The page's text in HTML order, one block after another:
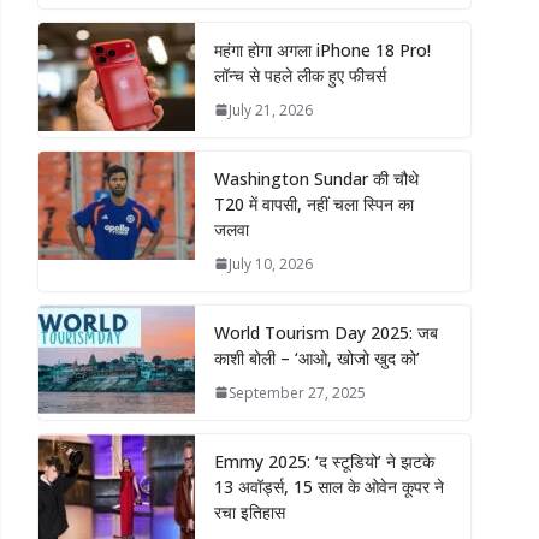
महंगा होगा अगला iPhone 18 Pro!
लॉन्च से पहले लीक हुए फीचर्स
July 21, 2026
Washington Sundar की चौथे
T20 में वापसी, नहीं चला स्पिन का
जलवा
July 10, 2026
World Tourism Day 2025: जब
काशी बोली – ‘आओ, खोजो खुद को’
September 27, 2025
Emmy 2025: ‘द स्टूडियो’ ने झटके
13 अवॉर्ड्स, 15 साल के ओवेन कूपर ने
रचा इतिहास